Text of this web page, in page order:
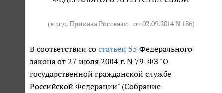
(в ред. Приказа Россвязи от 02.09.2014 N 186)
В соответствии со статьей 55 Федерального
закона от 27 июля 2004 г. N 79-ФЗ "О
государственной гражданской службе
Российской Федерации" (Собрание